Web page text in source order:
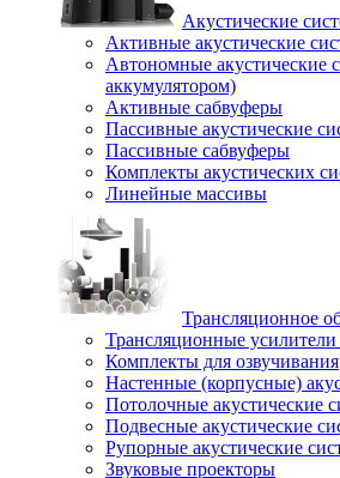
Акустические
Активные акустические
Автономные акустические
аккумулятором)
Активные сабвуферы
Пассивные акустические
Пассивные сабвуферы
Комплекты акустических
Линейные массивы
Трансляционное
Трансляционные
Комплекты для озвучивания
Настенные (корпусные)
Потолочные акустические
Подвесные акустические
Рупорные акустические
Звуковые проекторы